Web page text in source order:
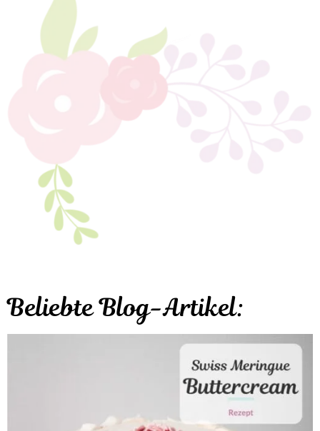
Beliebte Blog-Artikel: